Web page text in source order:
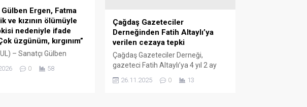
kapsamında bugün Bakanlar
Çalışma Oturumu’nu başarıyla
gerçekleştirdik. İİT üyesi ülkelerle
ihracat stratejilerinin...
Gülben Ergen, Fatma
ve kızının ölümüyle
nedeniyle ifade
üzgünüm, kırgınım”
– Sanatçı Gülben
ederken cansız
0 58
Çağdaş Gazeteciler
Derneğinden Fatih Altaylı’ya
verilen cezaya tepki
Çağdaş Gazeteciler Derneği,
gazeteci Fatih Altaylı’ya 4 yıl 2 ay
ceza ne yazık ki Altaylı’nın şahsı
26.11.2025 0 13